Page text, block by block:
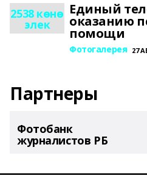
2538 көнө
элек
Единый
оказанию
помощи
Фотогалерея 27
Партнеры
Фотобанк
журналистов РБ